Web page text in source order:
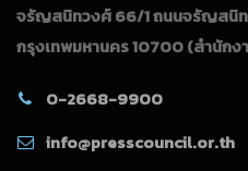
จรัญสนิทวงศ์ 66/1 ถนนจรัญสนิ
กรุงเทพมหานคร 10700(สำนักง
0-2668-9900
info@presscouncil.or.th